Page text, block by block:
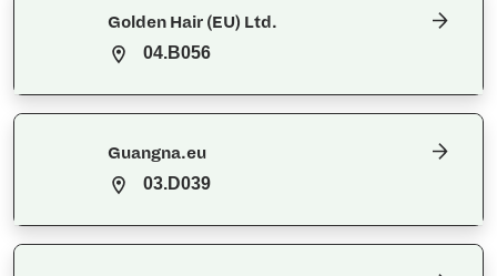
Golden Hair (EU) Ltd.
04.B056
Guangna.eu
03.D039